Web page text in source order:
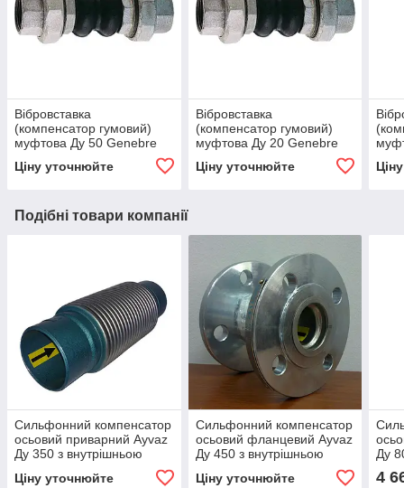
Вібровставка
(компенсатор гумовий)
муфтова Ду 50 Genebre
Ціну уточнюйте
Вібровставка
(компенсатор гумовий)
муфтова Ду 20 Genebre
Ціну уточнюйте
Подібні товари компанії
Сильфонний компенсатор
осьовий приварний Ayvaz
Ду 350 з внутрішньою
Ціну уточнюйте
Сильфонний компенсатор
осьовий фланцевий Ayvaz
Ду 450 з внутрішньою
Ціну уточнюйте
Ду
4